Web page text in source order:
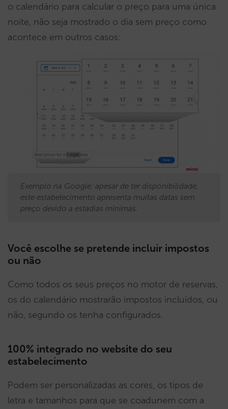
o calendário para calcular o preço para uma única
noite, não seja mostrado o dia sem preço como
acontece em outros casos:
Exemplo na Google: apesar de ter disponibilidade,
este estabelecimento apresenta muitas datas sem
preço devido a estadias mínimas.
Você escolhe se pretende incluir impostos
ou não
Como todos os seus preços no motor de reservas,
os do calendário mostrarão impostos incluídos, ou
não, segundo os tenha configurados.
100% integrado no website do seu
estabelecimento
Podem ser personalizadas as cores, os tipos de
letra e tamanhos para que se coadunem com a